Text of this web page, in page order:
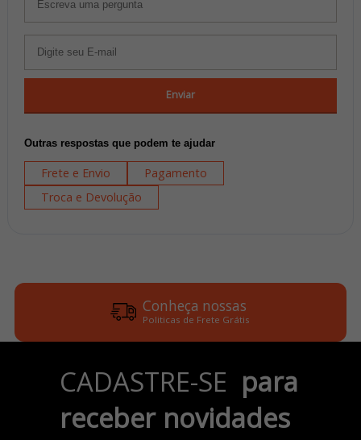
Enviar
Outras respostas que podem te ajudar
Frete e Envio
Pagamento
Troca e Devolução
Conheça nossas
Politicas de Frete Grátis
no Cartão de Crédito
Pix e Boleto
CADASTRE-SE para
receber novidades